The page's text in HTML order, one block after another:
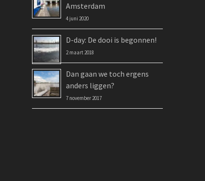
Amsterdam
4 juni 2020
D-day: De dooi is begonnen!
2 maart 2018
Dan gaan we toch ergens
anders liggen?
7 november 2017